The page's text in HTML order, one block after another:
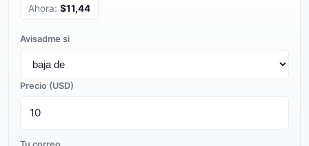
Ahora: $11,44
Avisadme si
Precio (USD)